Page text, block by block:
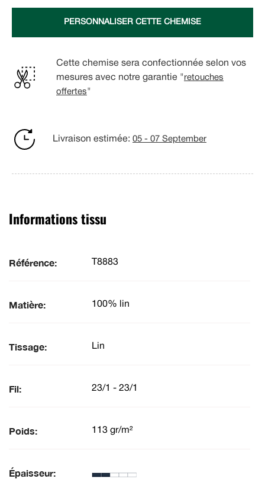
PERSONNALISER CETTE CHEMISE
Cette chemise sera confectionnée selon vos
mesures avec notre garantie " retouches
offertes"
Livraison estimée: 05 - 07 September
Informations tissu
Référence: T8883
Matière: 100% lin
Tissage: Lin
Fil: 23/1 - 23/1
Poids: 113 gr/m²
Épaisseur: